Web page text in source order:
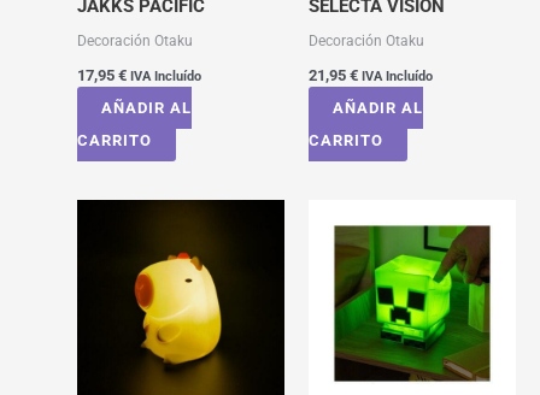
JAKKS PACIFIC
Decoración Otaku
17,95 € IVA Incluído
AÑADIR AL
CARRITO
SELECTA VISION
Decoración Otaku
21,95 € IVA Incluído
AÑADIR AL
CARRITO